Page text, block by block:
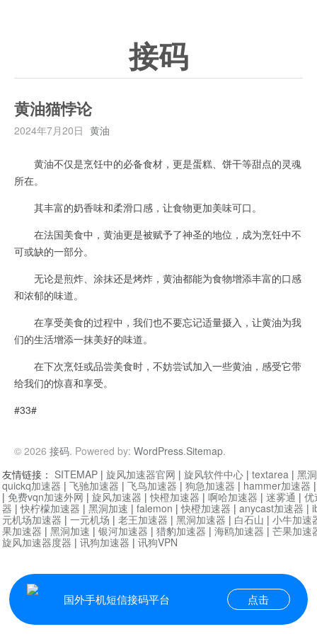
接码
黄油猫悖论
2024年7月20日 黄油
黄油不仅是烹饪中的必备食材，更是蛋糕、饼干等甜点的灵魂
所在。
其丰富的奶香味和柔滑口感，让食物更加美味可口。
在法国美食中，黄油更是被赋予了神圣的地位，成为烹饪中不
可或缺的一部分。
无论是煎炸、涂抹还是烤炸，黄油都能为食物增添丰富的口感
和浓郁的味道。
在享受美食的过程中，我们也不要忘记适量摄入，让黄油为我
们的生活增添一抹美好的味道。
在下次烹饪或品尝美食时，不妨尝试加入一些黄油，感受它带
给我们的惊喜和享受。
#33#
© 2026 接码. Powered by: WordPress.Sitemap.
国外手机短信接码平台 点击
友情链接： SITEMAP | 旋风加速器官网 | 旋风软件中心 | textarea | 黑
quickq加速器 | 飞驰加速器 | 飞鸟加速器 | 狗急加速器 | hammer加速器
| 免费vqn加速外网 | 旋风加速器 |快橙加速器 | 啊哈加速器 | 迷雾通 | 优
器 |快柠檬加速器 | 黑洞加速 | falemon |快橙加速器 | anycast加速器 |
元机场加速器 | 一元机场 | 老王加速器 | 黑洞加速器 | 白石山 | 小牛加速
果加速器 | 黑洞加速 | 银河加速器 | 猎豹加速器 | 海鸥加速器 | 芒果加速
旋风加速器度器 | 讯狗加速器 | 讯狗VPN